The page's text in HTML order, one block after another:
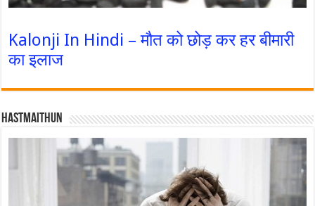
Kalonji In Hindi – मौत को छोड़ कर हर बीमारी
का इलाज
Hastmaithun